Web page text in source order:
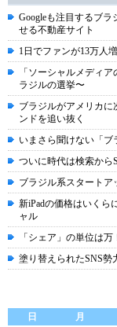
Googleも注目するブ
せる不動産サイト
1日でファンが13万人
「ソーシャルメディ
ラジルの選挙〜
ブラジルがアメリカに
ンドを追い抜く
いまさら聞けない「ブ
ついに時代は検索から
ブラジル系スタートア
新iPadの価格はいくら
ャル
「シェア」の単位は
塗り替えられたSNS勢
日
月